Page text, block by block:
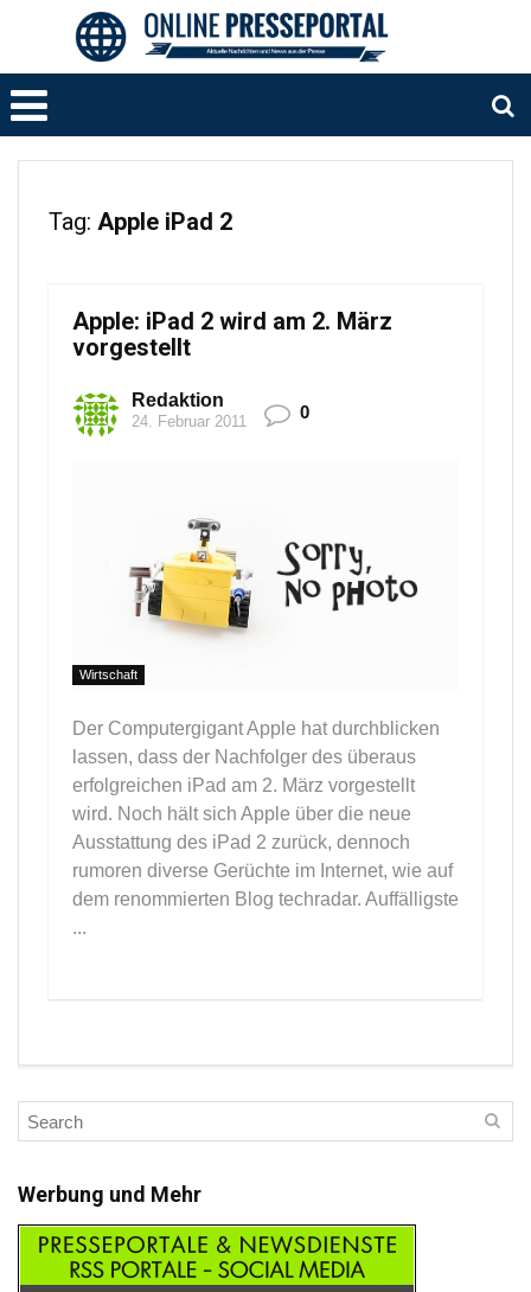
Tag: Apple iPad 2
Apple: iPad 2 wird am 2. März
vorgestellt
Redaktion
24. Februar 2011 0
Wirtschaft
Der Computergigant Apple hat durchblicken
lassen, dass der Nachfolger des überaus
erfolgreichen iPad am 2. März vorgestellt
wird. Noch hält sich Apple über die neue
Ausstattung des iPad 2 zurück, dennoch
rumoren diverse Gerüchte im Internet, wie auf
dem renommierten Blog techradar. Auffälligste
...
Werbung und Mehr